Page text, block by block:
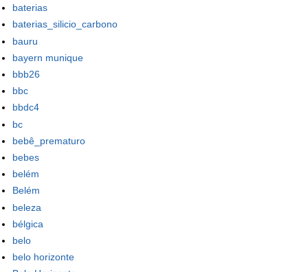
baterias
baterias_silicio_carbono
bauru
bayern munique
bbb26
bbc
bbdc4
bc
bebê_prematuro
bebes
belém
Belém
beleza
bélgica
belo
belo horizonte